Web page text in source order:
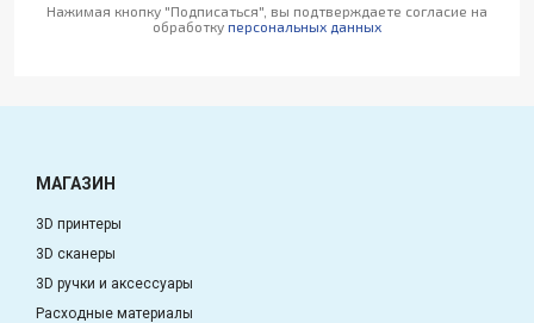
Нажимая кнопку "Подписаться", вы подтверждаете согласие на
обработку персональных данных
МАГАЗИН
3D принтеры
3D сканеры
3D ручки и аксессуары
Расходные материалы